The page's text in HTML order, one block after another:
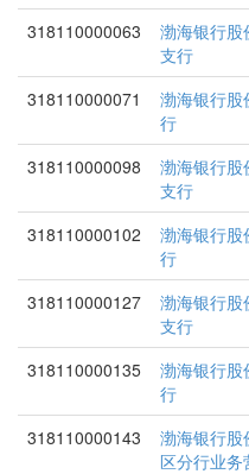
318110000063
渤海银行股
支行
318110000071
渤海银行股
行
318110000098
渤海银行股
支行
318110000102
渤海银行股
行
318110000127
渤海银行股
支行
318110000135
渤海银行股
行
318110000143
渤海银行股
区分行业务